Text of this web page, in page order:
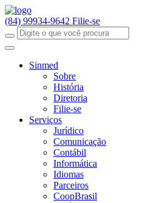
(84) 99934-9642 Filie-se
Sinmed
Sobre
História
Diretoria
Filie-se
Serviços
Jurídico
Comunicação
Contábil
Informática
Idiomas
Parceiros
CoopBrasil